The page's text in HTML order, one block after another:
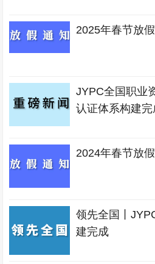
2025年春节放
JYPC全国职业
认证体系构建完
2024年春节放
领先全国丨
建完成